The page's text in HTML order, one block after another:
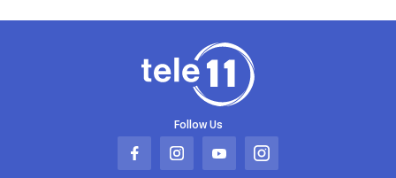
Follow Us
Abrir
Abrir
Abrir
Abrir